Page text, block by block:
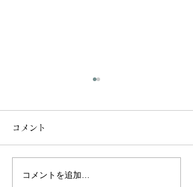
あなたの身体に感じる
コメント
コメントを追加…